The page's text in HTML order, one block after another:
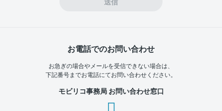
お電話でのお問い合わせ
お急ぎの場合やメールを受信できない場合は、
下記番号までお電話にてお問い合わせください。
モビリコ事務局 お問い合わせ窓口